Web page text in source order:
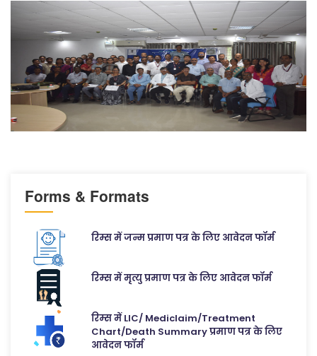
Forms & Formats
रिम्स में जन्म प्रमाण पत्र के लिए आवेदन फॉर्म
रिम्स में मृत्यु प्रमाण पत्र के लिए आवेदन फॉर्म
रिम्स में LIC/ Mediclaim/Treatment
Chart/Death Summary प्रमाण पत्र के लिए
आवेदन फॉर्म